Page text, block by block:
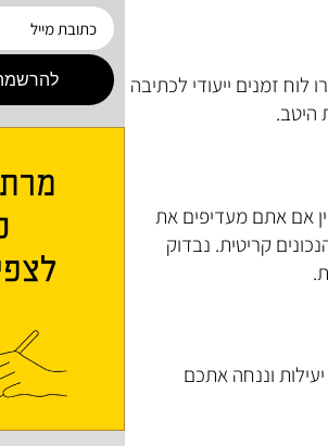
לוח זמנים ייעודי לכתיבה
היטב.
אם אתם מעדיפים את
קריטית. נבדוק
וננחה אתכם